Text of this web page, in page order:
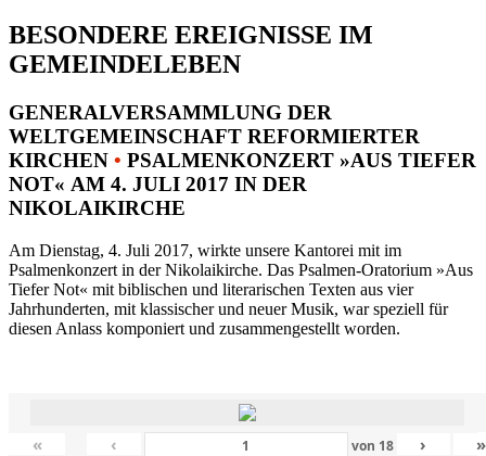
BESONDERE EREIGNISSE IM
GEMEINDELEBEN
GENERALVERSAMMLUNG DER
WELTGEMEINSCHAFT REFORMIERTER
KIRCHEN • PSALMENKONZERT »AUS TIEFER
NOT« AM 4. JULI 2017 IN DER
NIKOLAIKIRCHE
Am Dienstag, 4. Juli 2017, wirkte unsere Kantorei mit im
Psalmenkonzert in der Nikolaikirche. Das Psalmen-Oratorium »Aus
Tiefer Not« mit biblischen und literarischen Texten aus vier
Jahrhunderten, mit klassischer und neuer Musik, war speziell für
diesen Anlass komponiert und zusammengestellt worden.
« ‹ von 18 › »